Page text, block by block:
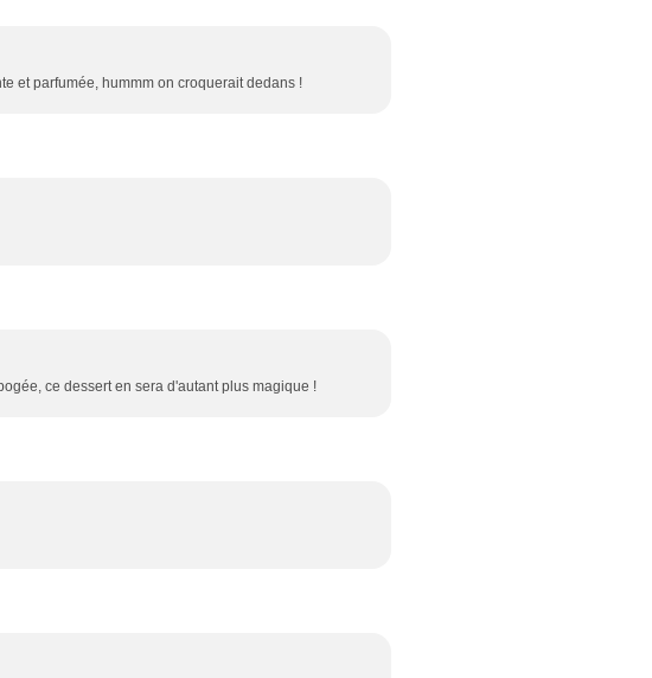
et parfumée, hummm on croquerait dedans !
ce dessert en sera d'autant plus magique !